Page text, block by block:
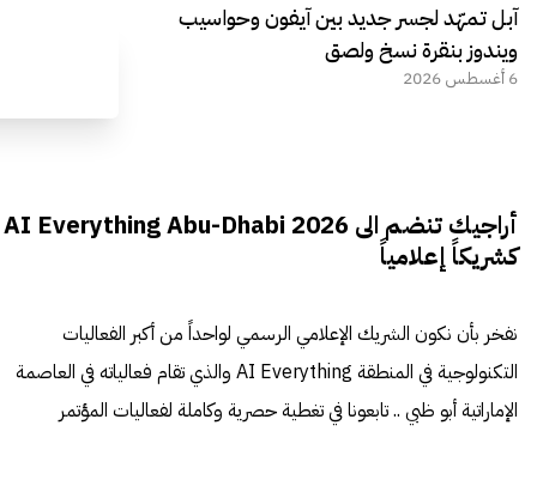
آبل تمهّد لجسر جديد بين آيفون وحواسيب
ويندوز بنقرة نسخ ولصق
6 أغسطس 2026
أراجيك تنضم الى AI Everything Abu-Dhabi 2026
كشريكاً إعلامياً
نفخر بأن نكون الشريك الإعلامي الرسمي لواحداً من أكبر الفعاليات
التكنولوجية في المنطقة AI Everything والذي تقام فعالياته في العاصمة
الإماراتية أبو ظبي .. تابعونا في تغطية حصرية وكاملة لفعاليات المؤتمر